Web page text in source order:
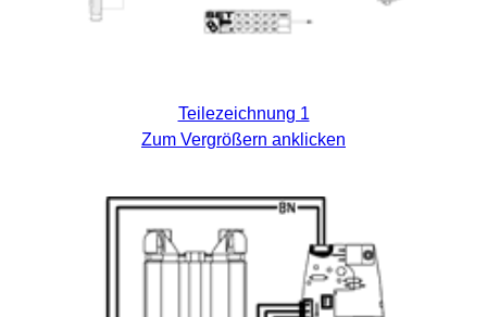
Teilezeichnung 1
Zum Vergrößern anklicken